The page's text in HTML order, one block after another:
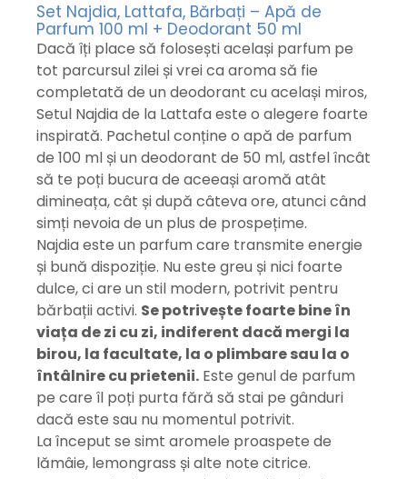
Set Najdia, Lattafa, Bărbați – Apă de
Parfum 100 ml + Deodorant 50 ml
Dacă îți place să folosești același parfum pe
tot parcursul zilei și vrei ca aroma să fie
completată de un deodorant cu același miros,
Setul Najdia de la Lattafa este o alegere foarte
inspirată. Pachetul conține o apă de parfum
de 100 ml și un deodorant de 50 ml, astfel încât
să te poți bucura de aceeași aromă atât
dimineața, cât și după câteva ore, atunci când
simți nevoia de un plus de prospețime.
Najdia este un parfum care transmite energie
și bună dispoziție. Nu este greu și nici foarte
dulce, ci are un stil modern, potrivit pentru
bărbații activi. Se potrivește foarte bine în
viața de zi cu zi, indiferent dacă mergi la
birou, la facultate, la o plimbare sau la o
întâlnire cu prietenii. Este genul de parfum
pe care îl poți purta fără să stai pe gânduri
dacă este sau nu momentul potrivit.
La început se simt aromele proaspete de
lămâie, lemongrass și alte note citrice.